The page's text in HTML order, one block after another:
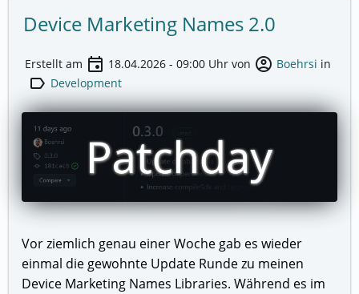
Device Marketing Names 2.0
Erstellt am event 18.04.2026 - 09:00 Uhr von account_circle Boehrsi in
label Development
Vor ziemlich genau einer Woche gab es wieder
einmal die gewohnte Update Runde zu meinen
Device Marketing Names Libraries. Während es im